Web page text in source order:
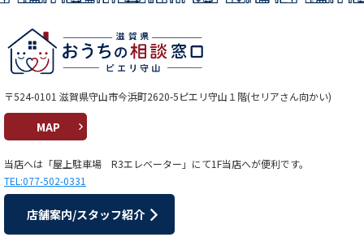
〒524-0101 滋賀県守山市今浜町2620-5ピエリ守山１階(セリアさん向かい)
MAP
当店へは「屋上駐車場 R3エレベーター」にて1F当店へが便利です。
TEL:077-502-0331
店舗案内/スタッフ紹介